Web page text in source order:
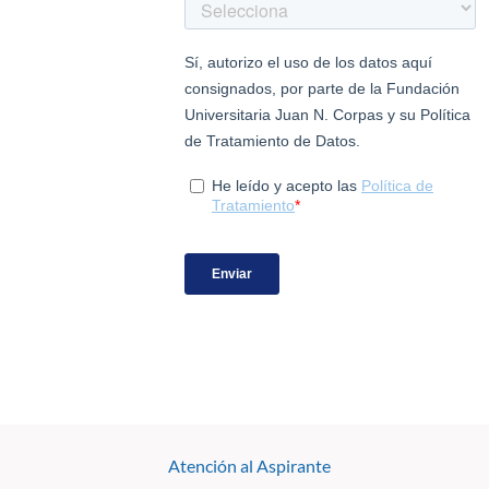
Atención al Aspirante